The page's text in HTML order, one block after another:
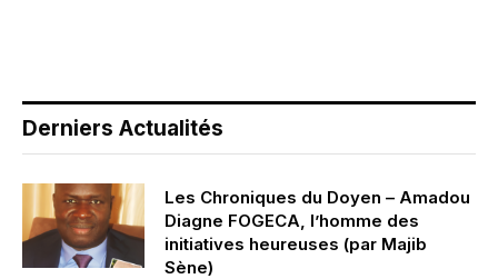
Derniers Actualités
Les Chroniques du Doyen – Amadou
Diagne FOGECA, l’homme des
initiatives heureuses (par Majib
Sène)